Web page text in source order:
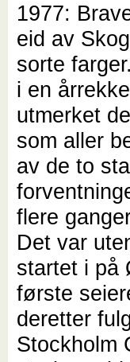
1977:
eid av
sorte
i en
utmerket
som aller
av de to
flere
Det var
startet i på
første
deretter
Stockholm